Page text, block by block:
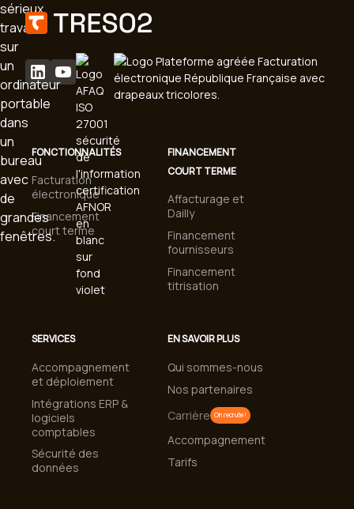
FONCTIONNALITÉS
Facturation
électronique
Financement
court terme
SERVICES
Accompagnement
et déploiement
Intégrations ERP &
logiciels
comptables
Sécurité des
données
FINANCEMENT
COURT TERME
Affacturage et
Dailly
Financement
fournisseurs
Financement
titrisation
EN SAVOIR PLUS
Qui sommes-nous
Nos partenaires
Carrière On recrute !
Accompagnement
Tarifs